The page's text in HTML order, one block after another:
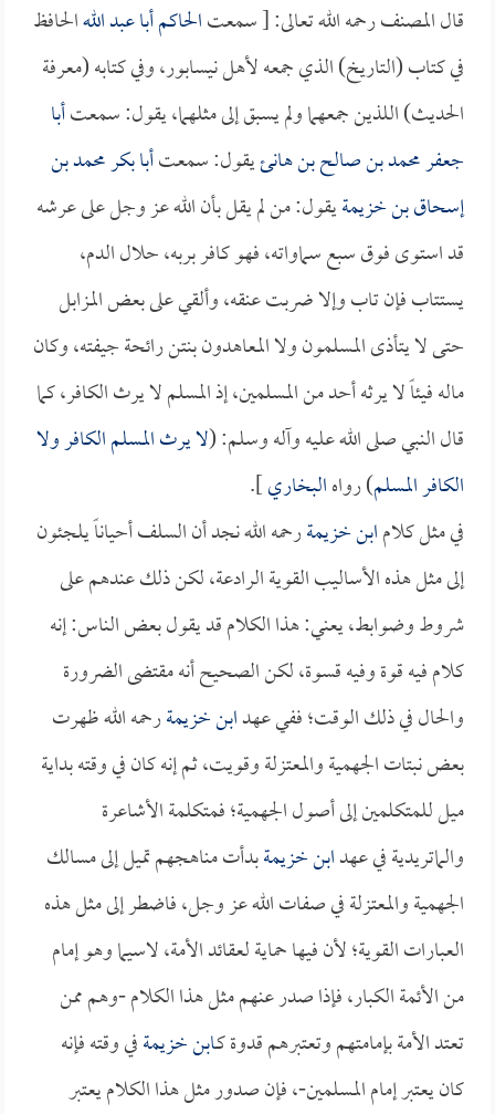
قال المصنف رحمه الله تعالى: [ سمعتالحاكم أبا عبد اللهالحافظ
في كتاب (التاريخ) الذي جمعه لأهل نيسابور، وفي كتابه (معرفة
الحديث) اللذين جمعهما ولم يسبق إلى مثلهما، يقول: سمعتأبا
جعفر محمد بن صالح بن هانئيقول: سمعتأبا بكر محمد بن
إسحاق بن خزيمةيقول: من لم يقل بأن الله عز وجل على عرشه
قد استوى فوق سبع سماواته، فهو كافر بربه، حلال الدم،
يستتاب فإن تاب وإلا ضربت عنقه، وألقي على بعض المزابل
حتى لا يتأذى المسلمون ولا المعاهدون بنتن رائحة جيفته، وكان
ماله فيئاً لا يرثه أحد من المسلمين، إذ المسلم لا يرث الكافر، كما
قال النبي صلى الله عليه وآله وسلم: (لا يرث المسلم الكافر ولا
الكافر المسلم) رواهالبخاري].
في مثل كلامابن خزيمةرحمه الله نجد أن السلف أحياناً يلجئون
إلى مثل هذه الأساليب القوية الرادعة، لكن ذلك عندهم على
شروط وضوابط، يعني: هذا الكلام قد يقول بعض الناس: إنه
كلام فيه قوة وفيه قسوة، لكن الصحيح أنه مقتضى الضرورة
والحال في ذلك الوقت؛ ففي عهدابن خزيمةرحمه الله ظهرت
بعض نبتات الجهمية والمعتزلة وقويت، ثم إنه كان في وقته بداية
ميل للمتكلمين إلى أصول الجهمية؛ فمتكلمة الأشاعرة
والماتريدية في عهدابن خزيمةبدأت مناهجهم تميل إلى مسالك
الجهمية والمعتزلة في صفات الله عز وجل، فاضطر إلى مثل هذه
العبارات القوية؛ لأن فيها حماية لعقائد الأمة، لاسيما وهو إمام
من الأئمة الكبار، فإذا صدر عنهم مثل هذا الكلام -وهم ممن
تعتد الأمة بإمامتهم وتعتبرهم قدوة كـابن خزيمةفي وقته فإنه
كان يعتبر إمام المسلمين-، فإن صدور مثل هذا الكلام يعتبر